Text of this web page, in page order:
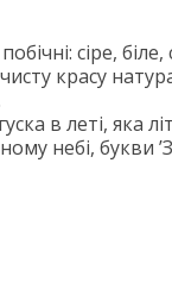
сіре,
красу
в леті, яка
небі, букви